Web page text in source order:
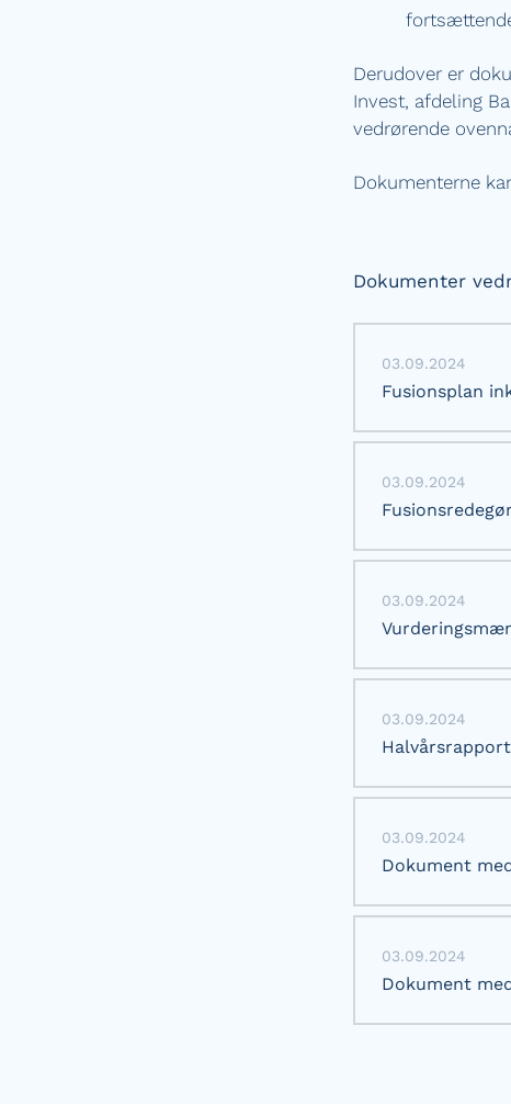
Derudover er
Invest, afdeling
vedrørende
Dokumenterne
Dokumenter
03.09.2024
Fusionsplan
03.09.2024
03.09.2024
03.09.2024
03.09.2024
Dokument
03.09.2024
Dokument